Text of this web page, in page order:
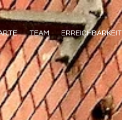
TEAM ERREICHBARKEIT